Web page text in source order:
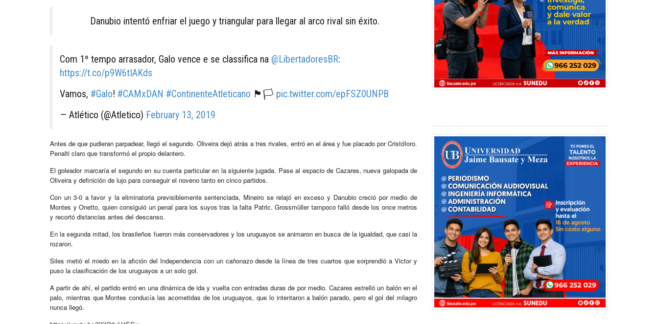
Danubio intentó enfriar el juego y triangular para llegar al arco rival sin éxito.
Com 1º tempo arrasador, Galo vence e se classifica na @LibertadoresBR:
https://t.co/p9W6tIAKds
Vamos, #Galo! #CAMxDAN #ContinenteAtleticano 🏴🏳 pic.twitter.com/epFSZ0UNPB
— Atlético (@Atletico) February 13, 2019
Antes de que pudieran parpadear, llegó el segundo. Oliveira dejó atrás a tres rivales, entró en el área y fue placado por Cristóforo.
Penalti claro que transformó el propio delantero.
El goleador marcaría el segundo en su cuenta particular en la siguiente jugada. Pase al espacio de Cazares, nueva galopada de
Oliveira y definición de lujo para conseguir el noveno tanto en cinco partidos.
Con un 3-0 a favor y la eliminatoria previsiblemente sentenciada, Mineiro se relajó en exceso y Danubio creció por medio de
Montes y Onetto, quien consiguió un penal para los suyos tras la falta Patric. Grossmüller tampoco falló desde los once metros
y recortó distancias antes del descanso.
En la segunda mitad, los brasileños fueron más conservadores y los uruguayos se animaron en busca de la igualdad, que casi la
rozaron.
Siles metió el miedo en la afición del Independencia con un cañonazo desde la línea de tres cuartos que sorprendió a Victor y
puso la clasificación de los uruguayos a un solo gol.
A partir de ahí, el partido entró en una dinámica de ida y vuelta con entradas duras de por medio. Cazares estrelló un balón en el
palo, mientras que Montes conducía las acometidas de los uruguayos, que lo intentaron a balón parado, pero el gol del milagro
nunca llegó.